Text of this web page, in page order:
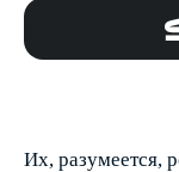
Их, разумеется,